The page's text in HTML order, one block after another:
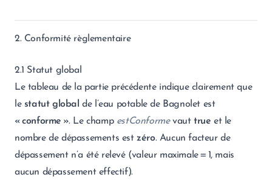
2. Conformité règlementaire
2.1 Statut global
Le tableau de la partie précédente indique clairement que
le statut global de l’eau potable de Bagnolet est
« conforme ». Le champ estConformevauttrue et le
nombre de dépassements estzéro. Aucun facteur de
dépassement n’a été relevé (valeur maximale = 1, mais
aucun dépassement effectif).